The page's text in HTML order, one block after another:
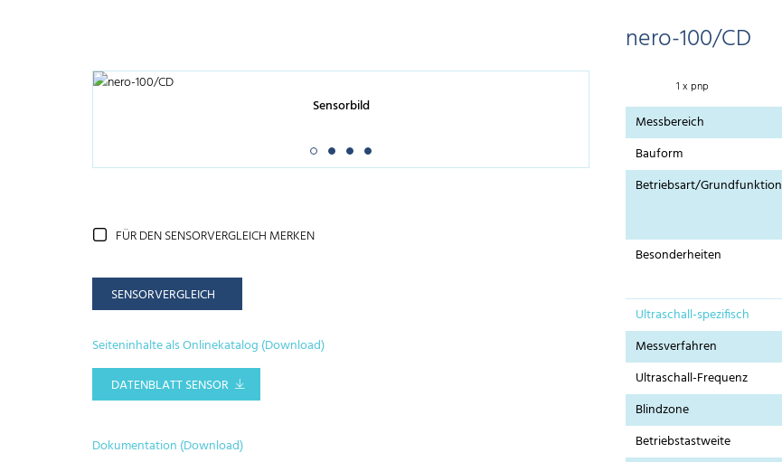
nero-100/CD
Sensorbild
FÜR DEN SENSORVERGLEICH MERKEN
SENSORVERGLEICH
Seiteninhalte als Onlinekatalog (Download)
DATENBLATT SENSOR
Dokumentation (Download)
1 x pnp
Messbereich
Bauform
Betriebsart/Grundfunktion
Besonderheiten
Ultraschall-spezifisch
Messverfahren
Ultraschall-Frequenz
Blindzone
Betriebstastweite